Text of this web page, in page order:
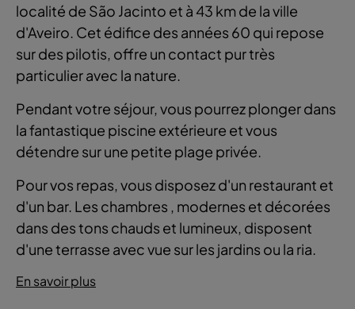
localité de São Jacinto et à 43 km de la ville
d'Aveiro. Cet édifice des années 60 qui repose
sur des pilotis, offre un contact pur très
particulier avec la nature.
Pendant votre séjour, vous pourrez plonger dans
la fantastique piscine extérieure et vous
détendre sur une petite plage privée.
Pour vos repas, vous disposez d'un restaurant et
d'un bar. Les chambres , modernes et décorées
dans des tons chauds et lumineux, disposent
d'une terrasse avec vue sur les jardins ou la ria.
En savoir plus